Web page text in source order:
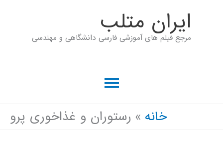
ايران متلب
مرجع فیلم های آموزشی فارسی دانشگاهی و مهندسی
فهرست
اصلی
خانه رستوران و غذاخوری پرو